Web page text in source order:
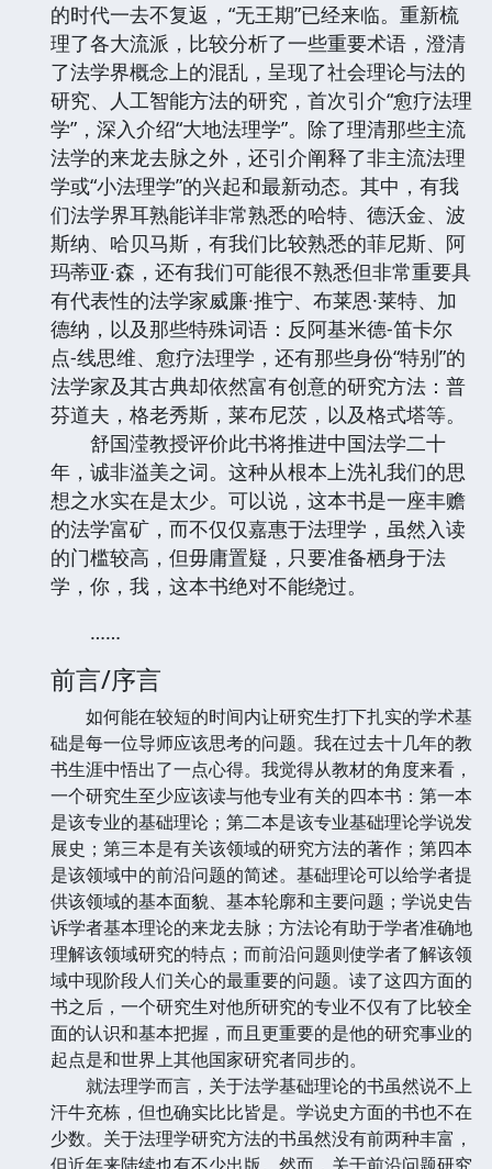
的时代一去不复返，“无王期”已经来临。重新梳
理了各大流派，比较分析了一些重要术语，澄清
了法学界概念上的混乱，呈现了社会理论与法的
研究、人工智能方法的研究，首次引介“愈疗法理
学”，深入介绍“大地法理学”。除了理清那些主流
法学的来龙去脉之外，还引介阐释了非主流法理
学或“小法理学”的兴起和最新动态。其中，有我
们法学界耳熟能详非常熟悉的哈特、德沃金、波
斯纳、哈贝马斯，有我们比较熟悉的菲尼斯、阿
玛蒂亚·森，还有我们可能很不熟悉但非常重要具
有代表性的法学家威廉·推宁、布莱恩·莱特、加
德纳，以及那些特殊词语：反阿基米德-笛卡尔
点-线思维、愈疗法理学，还有那些身份“特别”的
法学家及其古典却依然富有创意的研究方法：普
芬道夫，格老秀斯，莱布尼茨，以及格式塔等。
舒国滢教授评价此书将推进中国法学二十
年，诚非溢美之词。这种从根本上洗礼我们的思
想之水实在是太少。可以说，这本书是一座丰赡
的法学富矿，而不仅仅嘉惠于法理学，虽然入读
的门槛较高，但毋庸置疑，只要准备栖身于法
学，你，我，这本书绝对不能绕过。
……
前言/序言
如何能在较短的时间内让研究生打下扎实的学术基
础是每一位导师应该思考的问题。我在过去十几年的教
书生涯中悟出了一点心得。我觉得从教材的角度来看，
一个研究生至少应该读与他专业有关的四本书：第一本
是该专业的基础理论；第二本是该专业基础理论学说发
展史；第三本是有关该领域的研究方法的著作；第四本
是该领域中的前沿问题的简述。基础理论可以给学者提
供该领域的基本面貌、基本轮廓和主要问题；学说史告
诉学者基本理论的来龙去脉；方法论有助于学者准确地
理解该领域研究的特点；而前沿问题则使学者了解该领
域中现阶段人们关心的最重要的问题。读了这四方面的
书之后，一个研究生对他所研究的专业不仅有了比较全
面的认识和基本把握，而且更重要的是他的研究事业的
起点是和世界上其他国家研究者同步的。
就法理学而言，关于法学基础理论的书虽然说不上
汗牛充栋，但也确实比比皆是。学说史方面的书也不在
少数。关于法理学研究方法的书虽然没有前两种丰富，